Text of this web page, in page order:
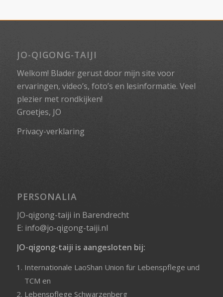
JO-QIGONG-TAIJI
Welkom! Blader gerust door mijn site voor
ervaringen, video’s, foto’s en lesinformatie. Veel
plezier met rondkijken!
Groetjes, JO
Privacy-verklaring
PERSONALIA
JO-qigong-taiji in Barendrecht
E: info@jo-qigong-taiji.nl
JO-qigong-taiji is aangesloten bij:
Internationale LaoShan Union für Lebenspflege und
TCM en
Lebenspflege Schwarzenberg